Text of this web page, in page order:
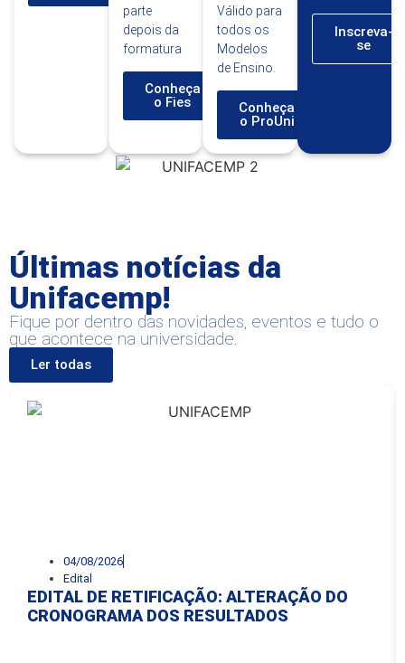
parte
depois da
formatura
Conheça
o Fies
Válido para
todos os
Modelos
de Ensino.
Conheça
o ProUni
Inscreva-
se
Últimas notícias da
Unifacemp!
Fique por dentro das novidades, eventos e tudo o
que acontece na universidade.
Ler todas
04/08/2026
Edital
EDITAL DE RETIFICAÇÃO: ALTERAÇÃO DO
CRONOGRAMA DOS RESULTADOS